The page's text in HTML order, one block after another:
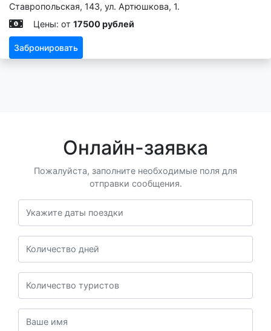
Ставропольская, 143, ул. Артюшкова, 1.
Цены: от 17500 рублей
Забронировать
Онлайн-заявка
Пожалуйста, заполните необходимые поля для
отправки сообщения.